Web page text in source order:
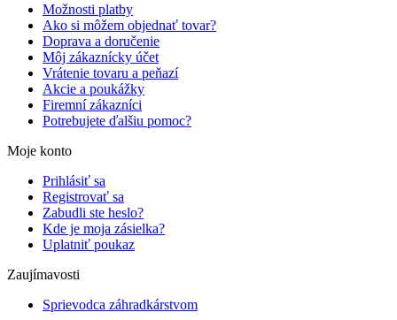
Možnosti platby
Ako si môžem objednať tovar?
Doprava a doručenie
Môj zákaznícky účet
Vrátenie tovaru a peňazí
Akcie a poukážky
Firemní zákazníci
Potrebujete ďalšiu pomoc?
Moje konto
Prihlásiť sa
Registrovať sa
Zabudli ste heslo?
Kde je moja zásielka?
Uplatniť poukaz
Zaujímavosti
Sprievodca záhradkárstvom